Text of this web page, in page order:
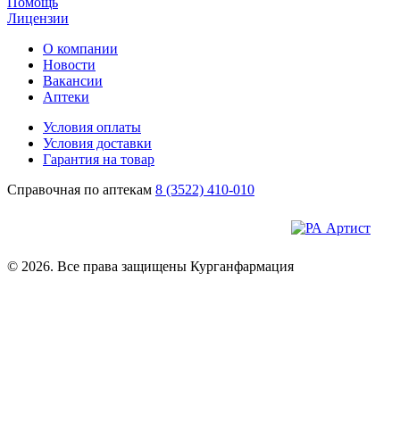
Лицензии
О компании
Новости
Вакансии
Аптеки
Условия оплаты
Условия доставки
Гарантия на товар
Справочная по аптекам 8 (3522) 410-010
© 2026. Все права защищены Курганфармация